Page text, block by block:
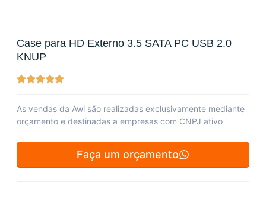
Case para HD Externo 3.5 SATA PC USB 2.0
KNUP
As vendas da Awi são realizadas exclusivamente mediante
orçamento e destinadas a empresas com CNPJ ativo
Faça um orçamento